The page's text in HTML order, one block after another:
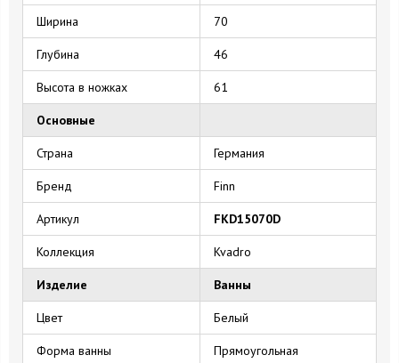
Ширина 70
Глубина 46
Высота в ножках 61
Основные
Страна Германия
Бренд Finn
Артикул FKD15070D
Коллекция Kvadro
Изделие Ванны
Цвет Белый
Форма ванны Прямоугольная